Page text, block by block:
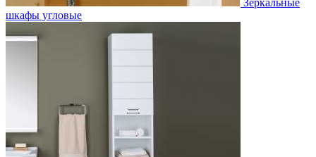
Зеркальные
шкафы угловые